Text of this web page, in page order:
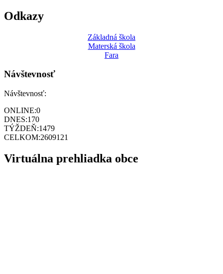
Odkazy
Základná škola
Materská škola
Fara
Návštevnosť
Návštevnosť:
ONLINE:0
DNES:170
TÝŽDEŇ:1479
CELKOM:2609121
Virtuálna prehliadka obce